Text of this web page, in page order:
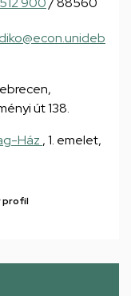
út 138.
Ház , 1. emelet,
profil